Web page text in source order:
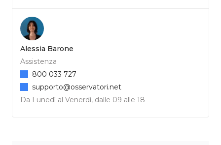
Alessia Barone
Assistenza
Da Lunedì al Venerdì, dalle 09 alle 18
800 033 727
supporto@osservatori.net